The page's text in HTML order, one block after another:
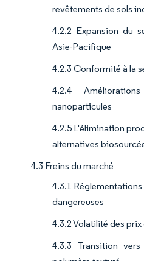
revêtements de sols
4.2.2 Expansion du
Asie-Pacifique
4.2.3 Conformité à la
4.2.4
nanoparticules
4.2.5 L'élimination
alternatives
4.3 Freins du marché
4.3.1
dangereuses
4.3.2 Volatilité des
4.3.3 Transition